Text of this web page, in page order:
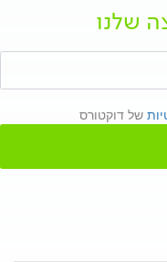
שלנו
של דוקטורס